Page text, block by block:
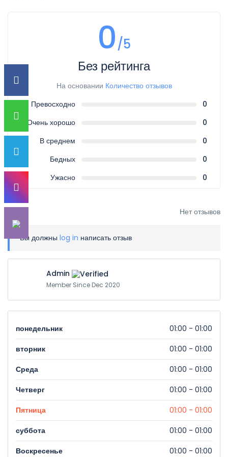
0/5
Без рейтинга
На основании Количество отзывов
Превосходно
0
Очень хорошо
0
В среднем
0
Бедных
0
Ужасно
0
Нет отзывов
Вы должны log in написать отзыв
Admin
Member Since Dec 2020
понедельник
01:00 - 01:00
вторник
01:00 - 01:00
Среда
01:00 - 01:00
Четверг
01:00 - 01:00
Пятница
01:00 - 01:00
суббота
01:00 - 01:00
Воскресенье
01:00 - 01:00